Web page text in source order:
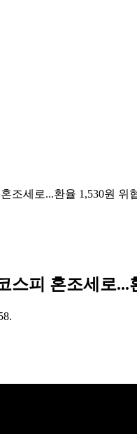
조세로...환율 1,530원 위
스피 혼조세로...